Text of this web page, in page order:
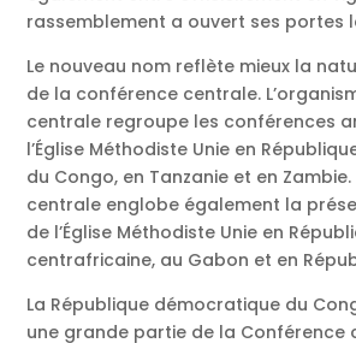
rassemblement a ouvert ses portes
Le nouveau nom reflète mieux la
de la conférence centrale.
centrale regroupe les conférences
l’Église Méthodiste Unie en
du Congo, en Tanzanie et en
centrale englobe également la
de l’Église Méthodiste Unie en
centrafricaine, au Gabon et en
La République démocratique du
une grande partie de la Conférence